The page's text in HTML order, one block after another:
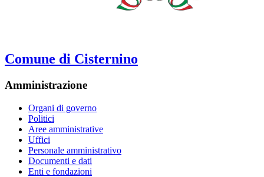
Comune di Cisternino
Amministrazione
Organi di governo
Politici
Aree amministrative
Uffici
Personale amministrativo
Documenti e dati
Enti e fondazioni